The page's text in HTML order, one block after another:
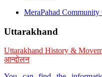
MeraPahad
Uttarakhand
Uttarakhand History &
आन्दोलन